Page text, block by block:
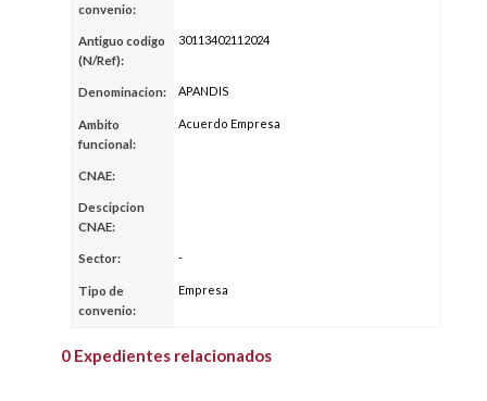
convenio:
Antiguo codigo
(N/Ref):
30113402112024
Denominacion: APANDIS
Ambito
funcional:
Acuerdo Empresa
CNAE:
Descipcion
CNAE:
Sector: -
Tipo de
convenio:
Empresa
0 Expedientes relacionados